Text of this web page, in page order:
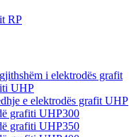
RP
i elektrodës grafit
UHP
e elektrodës grafit UHP
grafiti UHP300
grafiti UHP350